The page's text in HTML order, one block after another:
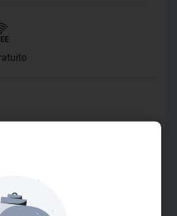
oferece fácil acesso